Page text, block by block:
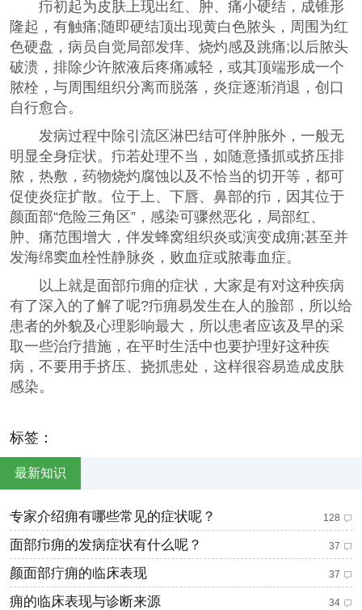
疖初起为皮肤上现出红、肿、痛小硬结，成锥形
隆起，有触痛;随即硬结顶出现黄白色脓头，周围为红
色硬盘，病员自觉局部发痒、烧灼感及跳痛;以后脓头
破溃，排除少许脓液后疼痛减轻，或其顶端形成一个
脓栓，与周围组织分离而脱落，炎症逐渐消退，创口
自行愈合。
发病过程中除引流区淋巴结可伴肿胀外，一般无
明显全身症状。疖若处理不当，如随意搔抓或挤压排
脓，热敷，药物烧灼腐蚀以及不恰当的切开等，都可
促使炎症扩散。位于上、下唇、鼻部的疖，因其位于
颜面部“危险三角区”，感染可骤然恶化，局部红、
肿、痛范围增大，伴发蜂窝组织炎或演变成痈;甚至并
发海绵窦血栓性静脉炎，败血症或脓毒血症。
以上就是面部疖痈的症状，大家是有对这种疾病
有了深入的了解了呢?疖痈易发生在人的脸部，所以给
患者的外貌及心理影响最大，所以患者应该及早的采
取一些治疗措施，在平时生活中也要护理好这种疾
病，不要用手挤压、挠抓患处，这样很容易造成皮肤
感染。
标签：
最新知识
专家介绍痈有哪些常见的症状呢？ 128
面部疖痈的发病症状有什么呢？ 37
颜面部疔痈的临床表现 37
痈的临床表现与诊断来源 34